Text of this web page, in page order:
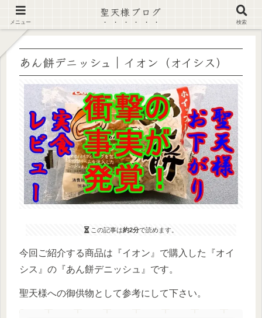
【注意喚起】偽サイト及び偽情報に注意 ▶確認する◀
あん餅デニッシュ｜イオン（オイシス）
この記事は約2分で読めます。
今回ご紹介する商品は『イオン』で購入した『オイ
シス』の『あん餅デニッシュ』です。
聖天様への御供物として参考にして下さい。
メニュー
聖天様ブログ
検索